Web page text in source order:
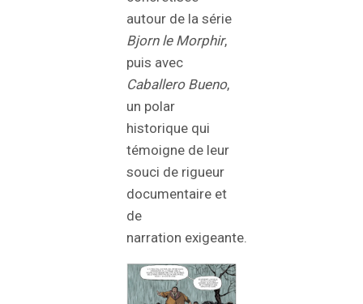
autour de la série
Bjorn le Morphir,
puis avec
Caballero Bueno,
un polar
historique qui
témoigne de leur
souci de rigueur
documentaire et
de
narration exigeante.